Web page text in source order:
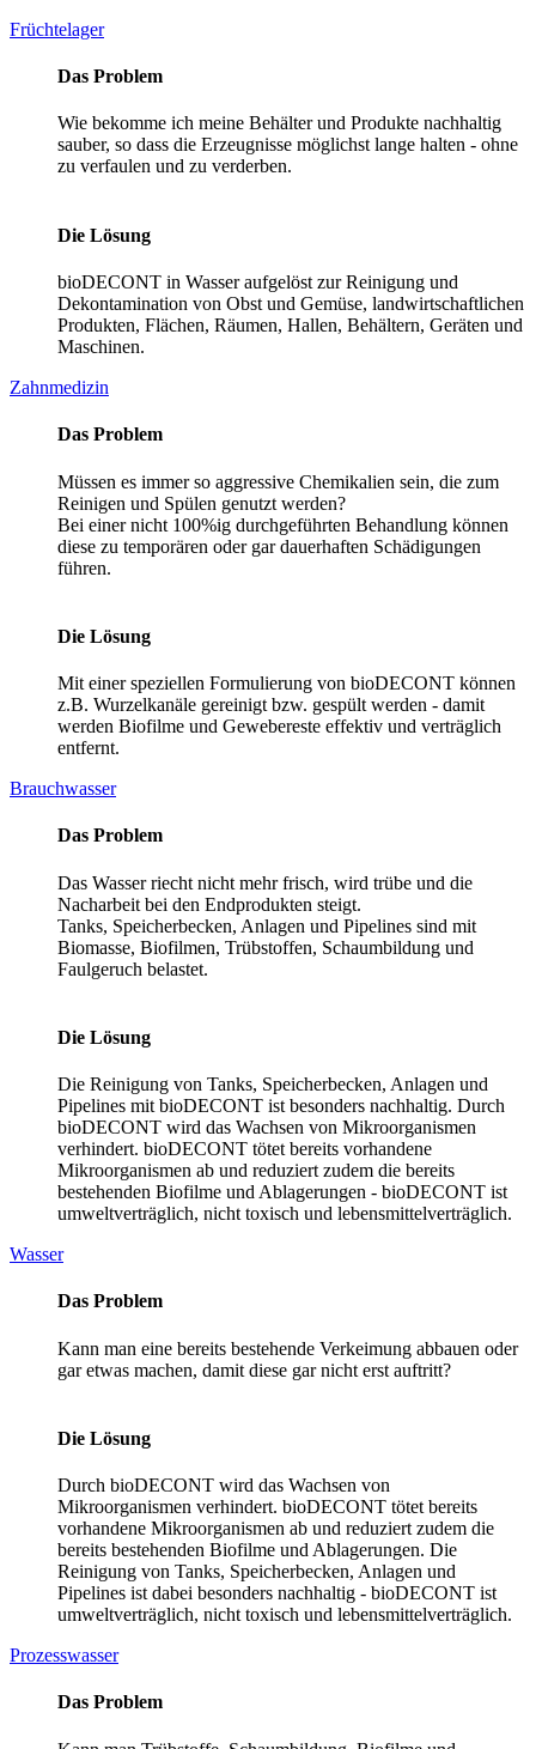
Früchtelager
Das Problem
Wie bekomme ich meine Behälter und Produkte nachhaltig
sauber, so dass die Erzeugnisse möglichst lange halten - ohne
zu verfaulen und zu verderben.
Die Lösung
bioDECONT in Wasser aufgelöst zur Reinigung und
Dekontamination von Obst und Gemüse, landwirtschaftlichen
Produkten, Flächen, Räumen, Hallen, Behältern, Geräten und
Maschinen.
Zahnmedizin
Das Problem
Müssen es immer so aggressive Chemikalien sein, die zum
Reinigen und Spülen genutzt werden?
Bei einer nicht 100%ig durchgeführten Behandlung können
diese zu temporären oder gar dauerhaften Schädigungen
führen.
Die Lösung
Mit einer speziellen Formulierung von bioDECONT können
z.B. Wurzelkanäle gereinigt bzw. gespült werden - damit
werden Biofilme und Gewebereste effektiv und verträglich
entfernt.
Brauchwasser
Das Problem
Das Wasser riecht nicht mehr frisch, wird trübe und die
Nacharbeit bei den Endprodukten steigt.
Tanks, Speicherbecken, Anlagen und Pipelines sind mit
Biomasse, Biofilmen, Trübstoffen, Schaumbildung und
Faulgeruch belastet.
Die Lösung
Die Reinigung von Tanks, Speicherbecken, Anlagen und
Pipelines mit bioDECONT ist besonders nachhaltig. Durch
bioDECONT wird das Wachsen von Mikroorganismen
verhindert. bioDECONT tötet bereits vorhandene
Mikroorganismen ab und reduziert zudem die bereits
bestehenden Biofilme und Ablagerungen - bioDECONT ist
umweltverträglich, nicht toxisch und lebensmittelverträglich.
Wasser
Das Problem
Kann man eine bereits bestehende Verkeimung abbauen oder
gar etwas machen, damit diese gar nicht erst auftritt?
Die Lösung
Durch bioDECONT wird das Wachsen von
Mikroorganismen verhindert. bioDECONT tötet bereits
vorhandene Mikroorganismen ab und reduziert zudem die
bereits bestehenden Biofilme und Ablagerungen. Die
Reinigung von Tanks, Speicherbecken, Anlagen und
Pipelines ist dabei besonders nachhaltig - bioDECONT ist
umweltverträglich, nicht toxisch und lebensmittelverträglich.
Prozesswasser
Das Problem